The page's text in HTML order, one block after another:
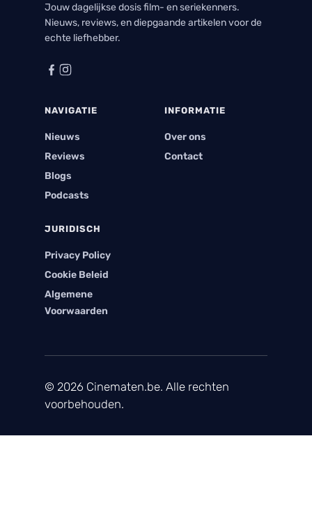
Jouw dagelijkse dosis film- en seriekenners.
Nieuws, reviews, en diepgaande artikelen voor de
echte liefhebber.
NAVIGATIE
Nieuws
Reviews
Blogs
Podcasts
INFORMATIE
Over ons
Contact
JURIDISCH
Privacy Policy
Cookie Beleid
Algemene
Voorwaarden
© 2026 Cinematen.be. Alle rechten
voorbehouden.